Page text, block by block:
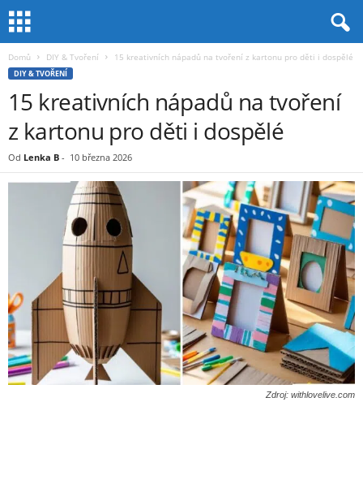
Domů DIY & Tvoření 15 kreativních nápadů na tvoření z kartonu pro děti i dospělé
DIY & TVOŘENÍ
15 kreativních nápadů na tvoření
z kartonu pro děti i dospělé
Od Lenka B - 10 března 2026
Zdroj: withlovelive.com